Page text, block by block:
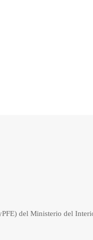
del Ministerio del